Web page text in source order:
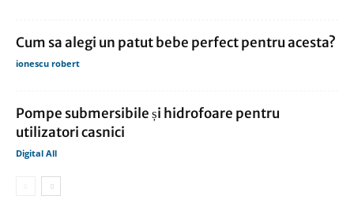
Cum sa alegi un patut bebe perfect pentru acesta?
ionescu robert
Pompe submersibile și hidrofoare pentru
utilizatori casnici
Digital All